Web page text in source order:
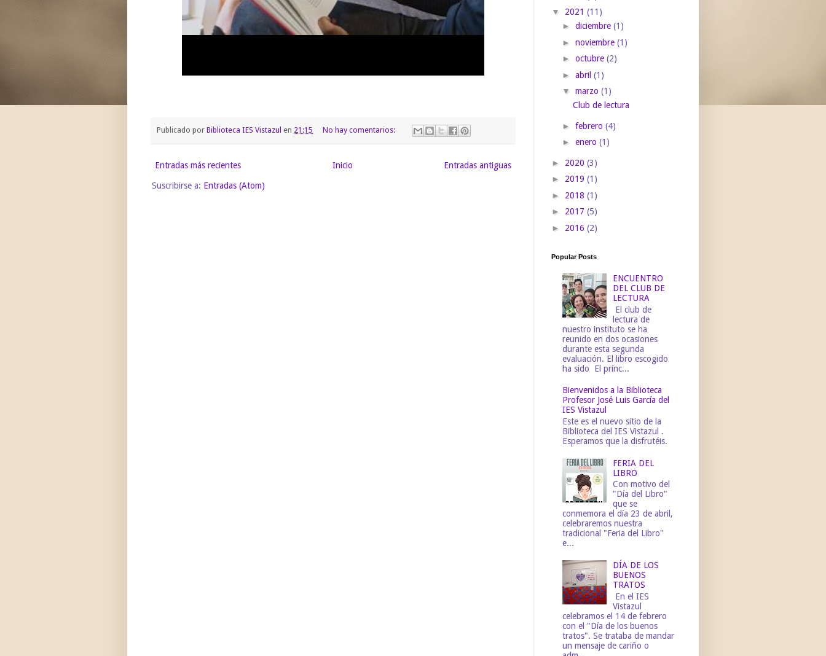
Publicado por Biblioteca IES Vistazul en 21:15 No hay comentarios:
Entradas más recientes Entradas antiguas
Inicio
Suscribirse a: Entradas (Atom)
▼ 2021 (11)
► diciembre (1)
► noviembre (1)
► octubre (2)
► abril (1)
▼ marzo (1)
Club de lectura
► febrero (4)
► enero (1)
► 2020 (3)
► 2019 (1)
► 2018 (1)
► 2017 (5)
► 2016 (2)
Popular Posts
ENCUENTRO
DEL CLUB DE
LECTURA
El club de
lectura de
nuestro instituto se ha
reunido en dos ocasiones
durante esta segunda
evaluación. El libro escogido
ha sido El prínc...
Bienvenidos a la Biblioteca
Profesor José Luis García del
IES Vistazul
Este es el nuevo sitio de la
Biblioteca del IES Vistazul .
Esperamos que la disfrutéis.
FERIA DEL
LIBRO
Con motivo del
"Día del Libro"
que se
conmemora el día 23 de abril,
celebraremos nuestra
tradicional "Feria del Libro"
e...
DÍA DE LOS
BUENOS
TRATOS
En el IES
Vistazul
celebramos el 14 de febrero
con el "Día de los buenos
tratos". Se trataba de mandar
un mensaje de cariño o